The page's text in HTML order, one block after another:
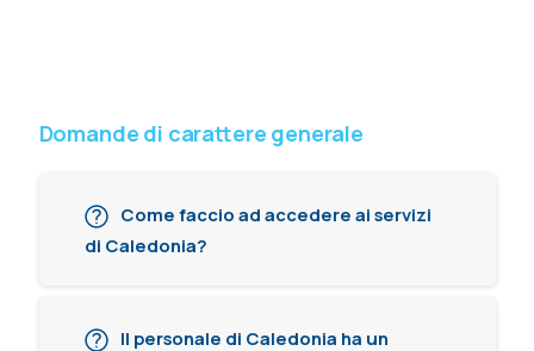
Domande di carattere generale
Come faccio ad accedere ai servizi
di Caledonia?
Il personale di Caledonia ha un